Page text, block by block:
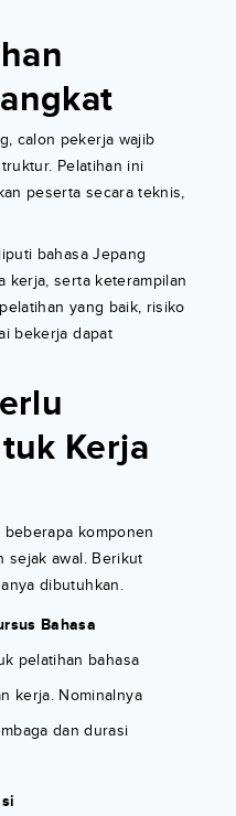
calon pekerja wajib
Pelatihan ini
peserta secara teknis,
bahasa Jepang
kerja, serta keterampilan
yang baik, risiko
bekerja dapat
Kerja
komponen
sejak awal. Berikut
dibutuhkan.
Bahasa
pelatihan bahasa
kerja. Nominalnya
dan durasi